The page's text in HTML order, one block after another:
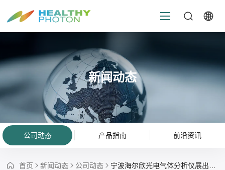
新闻动态
公司动态 产品指南 前沿资讯
首页 新闻动态 公司动态 宁波海尔欣光电气体分析仪展出江西智库峰会